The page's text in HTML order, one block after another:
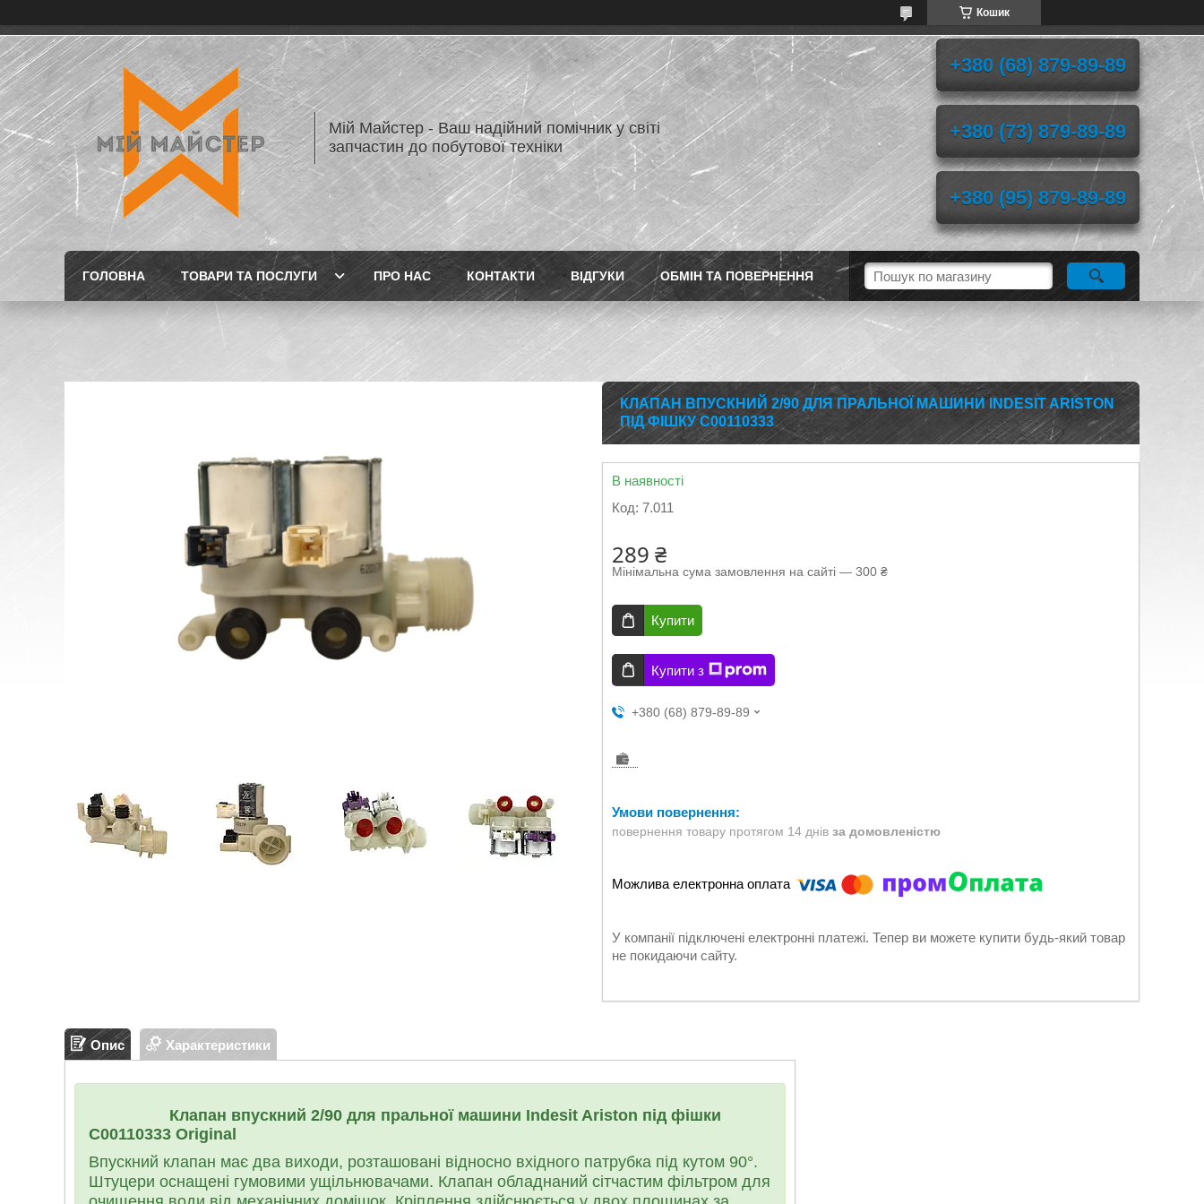
Кошик
Мій Майстер - Ваш надійний помічник у світі
запчастин до побутової техніки
+380 (68) 879-89-89
+380 (73) 879-89-89
+380 (95) 879-89-89
ГОЛОВНА ТОВАРИ ТА ПОСЛУГИ ПРО НАС КОНТАКТИ ВІДГУКИ ОБМІН ТА ПОВЕРНЕННЯ
КЛАПАН ВПУСКНИЙ 2/90 ДЛЯ ПРАЛЬНОЇ МАШИНИ INDESIT ARISTON
ПІД ФІШКУ C00110333
В наявності
Код: 7.011
289 ₴
Мінімальна сума замовлення на сайті — 300 ₴
Купити
Купити з
+380 (68) 879-89-89
повернення товару протягом 14 днів за домовленістю
У компанії підключені електронні платежі. Тепер ви можете купити будь-який товар
не покидаючи сайту.
Опис Характеристики
Клапан впускний 2/90 для пральної машини Indesit Ariston під фішки
C00110333 Original
Впускний клапан має два виходи, розташовані відносно вхідного патрубка під кутом 90°.
Штуцери оснащені гумовими ущільнювачами. Клапан обладнаний сітчастим фільтром для